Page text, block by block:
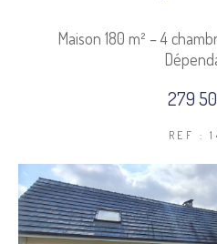
Maison 180 m² – 4
279
REF :
COUPS DE COEUR